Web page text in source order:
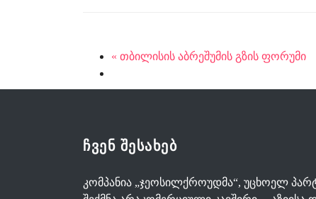
« თბილისის აბრეშუმის გზის ფორუმი
ᲩᲕᲔᲜ ᲨᲔᲡᲐᲮᲔᲑ
კომპანია „ჯეოსილქროუდმა“, უცხოელ